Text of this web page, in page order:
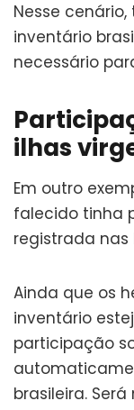
Nesse
inventário
necessário
ilhas
Em outro
falecido tinha
registrada nas
Ainda que os
inventário
participação
brasileira.